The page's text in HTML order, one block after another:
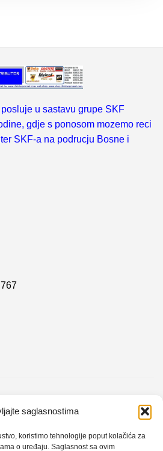
saglasnostima
koristimo tehnologije poput kolačića za
o uređaju. Saglasnost sa ovim
u sastavu grupe SKF
gdje s ponosom mozemo reci
SKF-a na podrucju Bosne i